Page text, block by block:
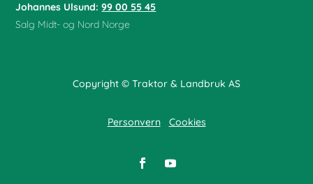
Johannes Ulsund:99 00 55 45
Salg Midt- og Nord Norge
Copyright © Traktor & Landbruk AS
Personvern Cookies